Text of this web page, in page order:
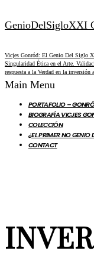
GenioDelSigloXXI
Vicjes Gonród: El Genio Del Siglo
Singularidad Ética en el Arte.
respuesta a la Verdad en la inversión
Main Menu
PORTAFOLIO –
BIOGRAFÍA VICJES
COLECCIÓN
¿EL PRIMER NO GENIO
CONTACT